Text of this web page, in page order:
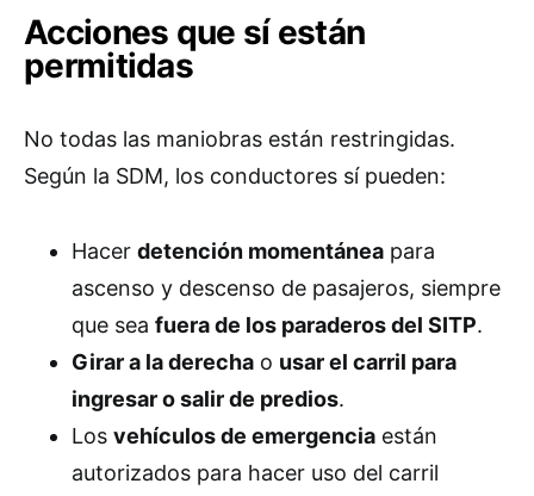
Acciones que sí están
permitidas
No todas las maniobras están restringidas.
Según la SDM, los conductores sí pueden:
Hacer detención momentánea para
ascenso y descenso de pasajeros, siempre
que sea fuera de los paraderos del SITP.
Girar a la derecha o usar el carril para
ingresar o salir de predios.
Los vehículos de emergencia están
autorizados para hacer uso del carril